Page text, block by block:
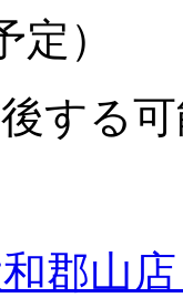
定）
する
郡山